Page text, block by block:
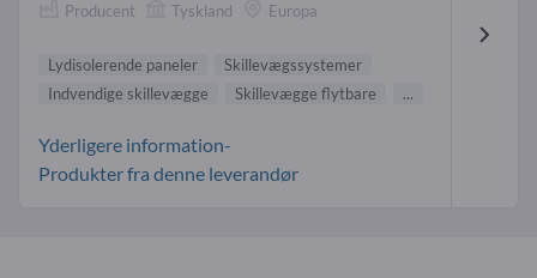
Producent Tyskland Europa
Lydisolerende paneler
Skillevægssystemer
Indvendige skillevægge
Skillevægge flytbare ...
Yderligere information-
Produkter fra denne leverandør